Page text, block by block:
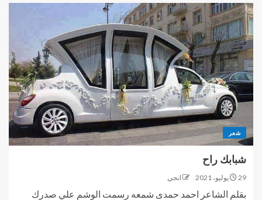
شعر
شبابك راح
29 يوليو، 2021 انجي
بقلم الشاعر احمد حمدى شمعه رسمت الوشم علي صدرك